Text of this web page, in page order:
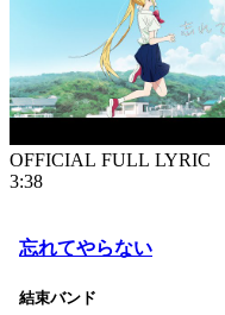
OFFICIAL FULL LYRIC
3:38
忘れてやらない
結束バンド